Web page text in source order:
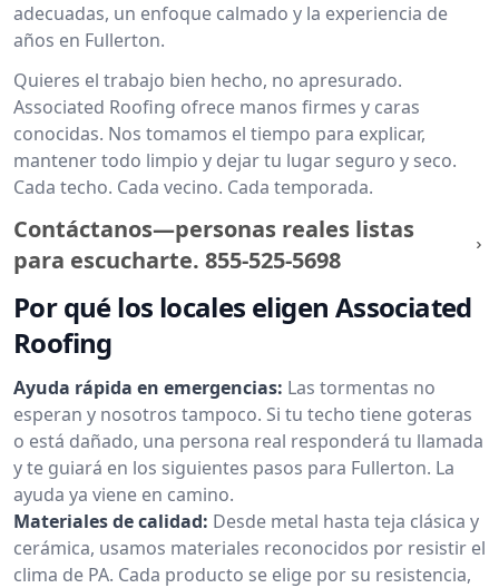
adecuadas, un enfoque calmado y la experiencia de
años en Fullerton.
Quieres el trabajo bien hecho, no apresurado.
Associated Roofing ofrece manos firmes y caras
conocidas. Nos tomamos el tiempo para explicar,
mantener todo limpio y dejar tu lugar seguro y seco.
Cada techo. Cada vecino. Cada temporada.
Contáctanos—personas reales listas
para escucharte. 855-525-5698
Por qué los locales eligen Associated
Roofing
Ayuda rápida en emergencias: Las tormentas no
esperan y nosotros tampoco. Si tu techo tiene goteras
o está dañado, una persona real responderá tu llamada
y te guiará en los siguientes pasos para Fullerton. La
ayuda ya viene en camino.
Materiales de calidad: Desde metal hasta teja clásica y
cerámica, usamos materiales reconocidos por resistir el
clima de PA. Cada producto se elige por su resistencia,